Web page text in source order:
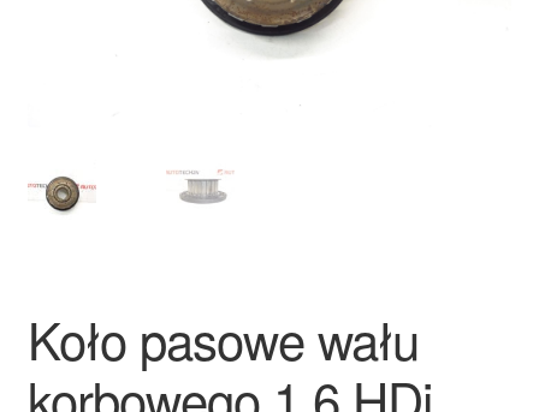
Skarga
Zasady i warunki
Koło pasowe wału